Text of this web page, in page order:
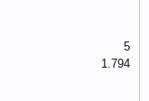
5
1.794